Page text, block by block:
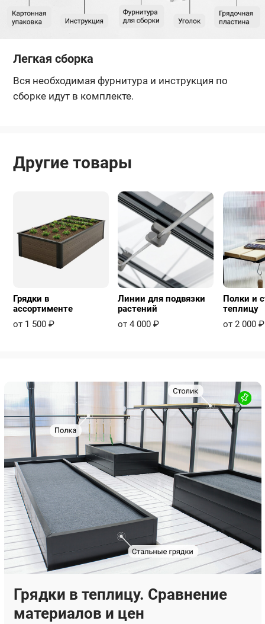
Легкая сборка
Вся необходимая фурнитура и инструкция по
сборке идут в комплекте.
Другие товары
Грядки в
ассортименте
от 1 500 ₽
Линии для подвязки
растений
от 4 000 ₽
Полки и
теплицу
от 2 000 ₽
Грядки в теплицу. Сравнение
материалов и цен